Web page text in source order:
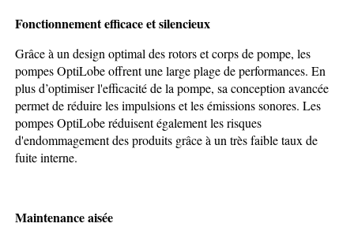
Fonctionnement efficace et silencieux
Grâce à un design optimal des rotors et corps de pompe, les
pompes OptiLobe offrent une large plage de performances. En
plus d’optimiser l'efficacité de la pompe, sa conception avancée
permet de réduire les impulsions et les émissions sonores. Les
pompes OptiLobe réduisent également les risques
d'endommagement des produits grâce à un très faible taux de
fuite interne.
Maintenance aisée